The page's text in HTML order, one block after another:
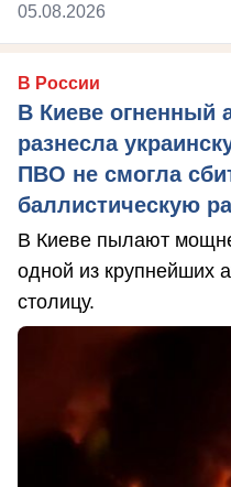
05.08.2026
В России
В Киеве огненный
разнесла
ПВО не смогла
баллистическую
В Киеве пылают
одной из крупнейших
столицу.